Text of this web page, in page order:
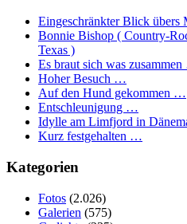
Eingeschränkter Blick
Bonnie Bishop ( Country-
Texas )
Es braut sich was
Hoher Besuch …
Auf den Hund gekommen …
Entschleunigung …
Idylle am Limfjord in
Kurz festgehalten …
Kategorien
Fotos (2.026)
Galerien (575)